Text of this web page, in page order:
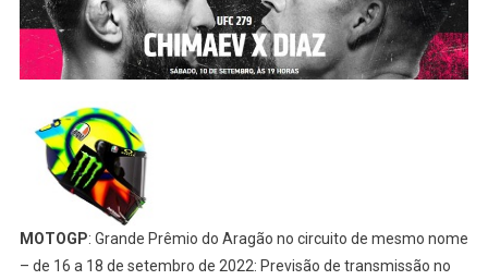
MOTOGP: Grande Prêmio do Aragão no circuito de mesmo nome
– de 16 a 18 de setembro de 2022: Previsão de transmissão no